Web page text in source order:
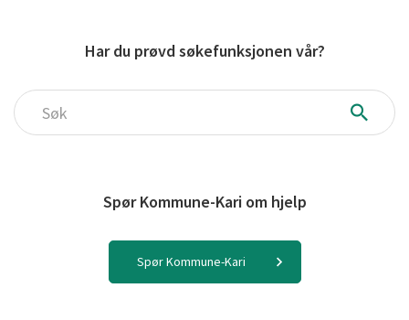
Har du prøvd søkefunksjonen vår?
Søk
Spør Kommune-Kari om hjelp
Spør Kommune-Kari